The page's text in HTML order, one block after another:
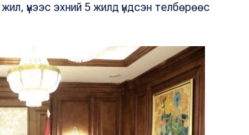
үүнээс эхний 5 жилд үндсэн телбөрөөс